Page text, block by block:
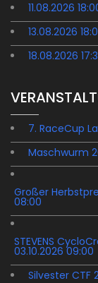
11.08.2026
13.08.2026
18.08.2026
7. RaceCup
Maschwurm
Großer
08:00
STEVENS
03.10.2026 09:00
Silvester CTF